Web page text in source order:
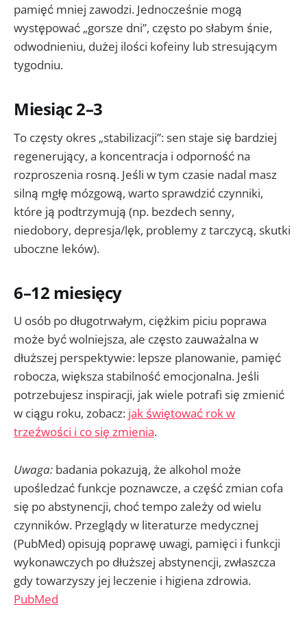
pamięć mniej zawodzi. Jednocześnie mogą
występować „gorsze dni”, często po słabym śnie,
odwodnieniu, dużej ilości kofeiny lub stresującym
tygodniu.
Miesiąc 2–3
To częsty okres „stabilizacji”: sen staje się bardziej
regenerujący, a koncentracja i odporność na
rozproszenia rosną. Jeśli w tym czasie nadal masz
silną mgłę mózgową, warto sprawdzić czynniki,
które ją podtrzymują (np. bezdech senny,
niedobory, depresja/lęk, problemy z tarczycą, skutki
uboczne leków).
6–12 miesięcy
U osób po długotrwałym, ciężkim piciu poprawa
może być wolniejsza, ale często zauważalna w
dłuższej perspektywie: lepsze planowanie, pamięć
robocza, większa stabilność emocjonalna. Jeśli
potrzebujesz inspiracji, jak wiele potrafi się zmienić
w ciągu roku, zobacz: jak świętować rok w
trzeźwości i co się zmienia.
Uwaga: badania pokazują, że alkohol może
upośledzać funkcje poznawcze, a część zmian cofa
się po abstynencji, choć tempo zależy od wielu
czynników. Przeglądy w literaturze medycznej
(PubMed) opisują poprawę uwagi, pamięci i funkcji
wykonawczych po dłuższej abstynencji, zwłaszcza
gdy towarzyszy jej leczenie i higiena zdrowia.
PubMed